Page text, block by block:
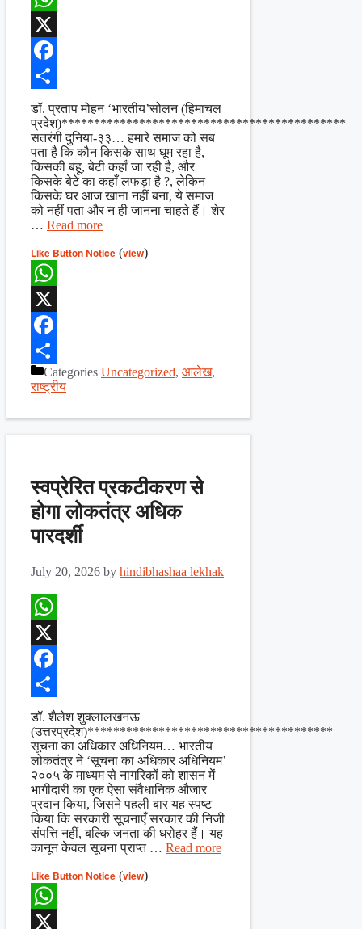
WhatsApp
X
Facebook
Share
डॉ. प्रताप मोहन ‘भारतीय’सोलन (हिमाचल
प्रदेश)********************************************
सतरंगी दुनिया-३३… हमारे समाज को सब
पता है कि कौन किसके साथ घूम रहा है,
किसकी बहू, बेटी कहाँ जा रही है, और
किसके बेटे का कहाँ लफड़ा है ?, लेकिन
किसके घर आज खाना नहीं बना, ये समाज
को नहीं पता और न ही जानना चाहते हैं। शेर
… Read more
Like Button Notice (view)
WhatsApp
X
Facebook
ShareCategories Uncategorized, आलेख,
राष्ट्रीय
स्वप्रेरित प्रकटीकरण से
होगा लोकतंत्र अधिक
पारदर्शी
July 20, 2026 by hindibhashaa lekhak
WhatsApp
X
Facebook
Share
डॉ. शैलेश शुक्लालखनऊ
(उत्तरप्रदेश)**************************************
सूचना का अधिकार अधिनियम… भारतीय
लोकतंत्र ने ‘सूचना का अधिकार अधिनियम’
२००५ के माध्यम से नागरिकों को शासन में
भागीदारी का एक ऐसा संवैधानिक औजार
प्रदान किया, जिसने पहली बार यह स्पष्ट
किया कि सरकारी सूचनाएँ सरकार की निजी
संपत्ति नहीं, बल्कि जनता की धरोहर हैं। यह
कानून केवल सूचना प्राप्त … Read more
Like Button Notice (view)
WhatsApp